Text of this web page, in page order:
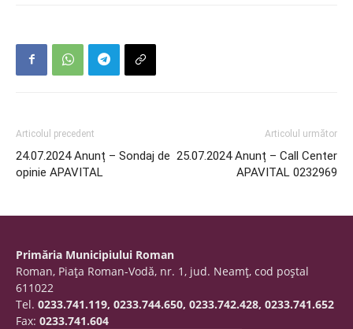
Articolul precedent
24.07.2024 Anunț – Sondaj de
opinie APAVITAL
Articolul următor
25.07.2024 Anunț – Call Center
APAVITAL 0232969
Primăria Municipiului Roman
Roman, Piaţa Roman-Vodă, nr. 1, jud. Neamţ, cod poştal
611022
Tel. 0233.741.119, 0233.744.650, 0233.742.428, 0233.741.652
Fax: 0233.741.604